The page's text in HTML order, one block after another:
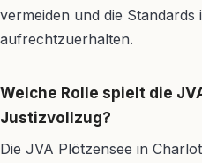
vermeiden und die Standards
aufrechtzuerhalten.
Welche Rolle spielt die
Justizvollzug?
Die JVA Plötzensee in